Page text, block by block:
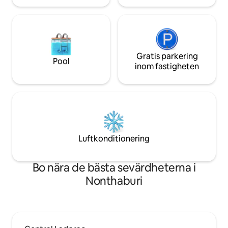
incheckning.) Priset för bokningen
poolen och kontorsutrymmet.
Pool
Gratis parkering
inom fastigheten
Luftkonditionering
Bo nära de bästa sevärdheterna i
Nonthaburi